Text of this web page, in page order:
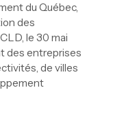
du Québec,
des
le 30 mai
des entreprises
de villes